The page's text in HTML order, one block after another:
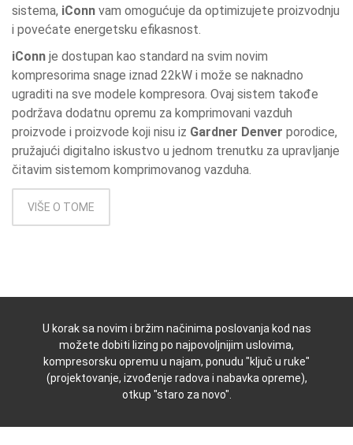
sistema, iConn vam omogućuje da optimizujete proizvodnju
i povećate energetsku efikasnost.
iConn je dostupan kao standard na svim novim
kompresorima snage iznad 22kW i može se naknadno
ugraditi na sve modele kompresora. Ovaj sistem takođe
podržava dodatnu opremu za komprimovani vazduh
proizvode i proizvode koji nisu iz Gardner Denver porodice,
pružajući digitalno iskustvo u jednom trenutku za upravljanje
čitavim sistemom komprimovanog vazduha.
VIŠE O TOME
U korak sa novim i bržim načinima poslovanja kod nas
možete dobiti lizing po najpovoljnijim uslovima,
kompresorsku opremu u najam, ponudu "ključ u ruke"
(projektovanje, izvođenje radova i nabavka opreme),
otkup "staro za novo".